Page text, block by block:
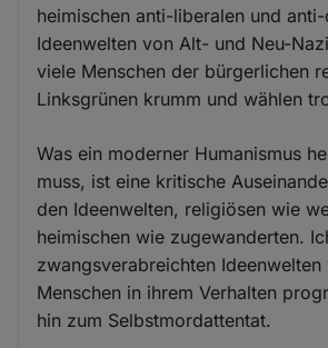
heimischen anti-liberalen und
Ideenwelten von Alt- und Neu-
viele Menschen der bürgerlichen
Linksgrünen krumm und wählen
Was ein moderner Humanismus
muss, ist eine kritische
den Ideenwelten, religiösen wie
heimischen wie zugewanderten.
zwangsverabreichten Ideenwelten
Menschen in ihrem Verhalten
hin zum Selbstmordattentat.